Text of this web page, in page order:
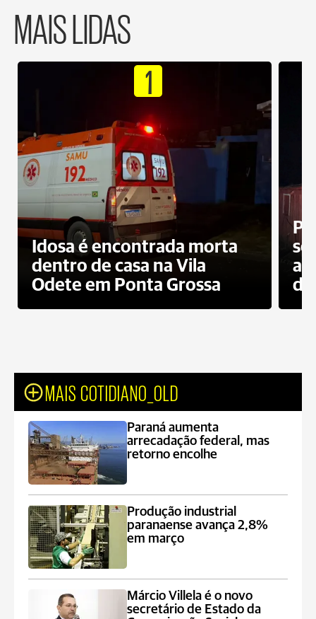
MAIS LIDAS
1
Idosa é encontrada morta
dentro de casa na Vila
Odete em Ponta Grossa
do
MAIS COTIDIANO_OLD
Paraná aumenta
arrecadação federal, mas
retorno encolhe
Produção industrial
paranaense avança 2,8%
em março
Márcio Villela é o novo
secretário de Estado da